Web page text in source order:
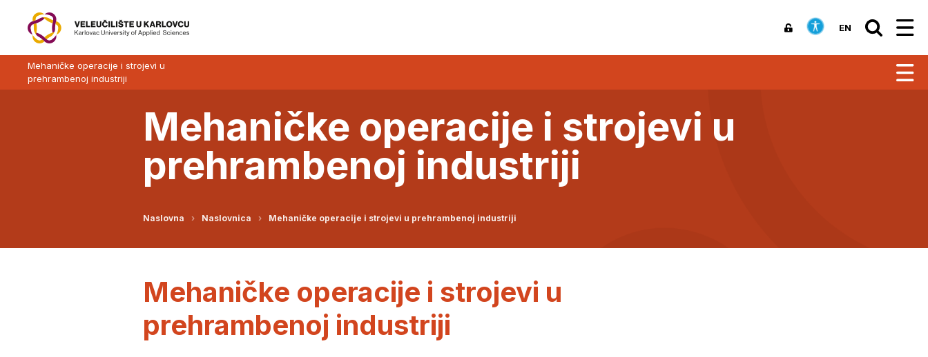
EN
Mehaničke operacije i strojevi u
prehrambenoj industriji
Mehaničke operacije i strojevi u
prehrambenoj industriji
Naslovna Naslovnica Mehaničke operacije i strojevi u prehrambenoj industriji
Mehaničke operacije i strojevi u
prehrambenoj industriji